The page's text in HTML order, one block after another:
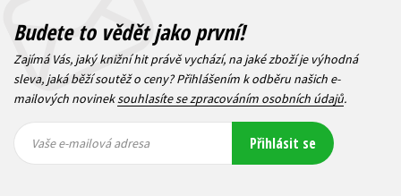
Budete to vědět jako první!
Zajímá Vás, jaký knižní hit právě vychází, na jaké zboží je výhodná
sleva, jaká běží soutěž o ceny? Přihlášením k odběru našich e-
mailových novineksouhlasíte se zpracováním osobních údajů.
mailová
mailová
Vaše e-mailová adresa Přihlásit se